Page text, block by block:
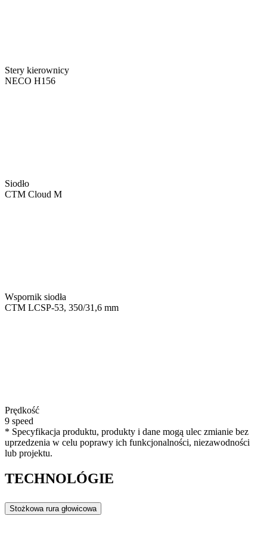
Stery kierownicy
NECO H156
Siodło
CTM Cloud M
Wspornik siodła
CTM LCSP-53, 350/31,6 mm
Prędkość
9 speed
* Specyfikacja produktu, produkty i dane mogą ulec zmianie bez
uprzedzenia w celu poprawy ich funkcjonalności, niezawodności
lub projektu.
TECHNOLÓGIE
Stożkowa rura głowicowa